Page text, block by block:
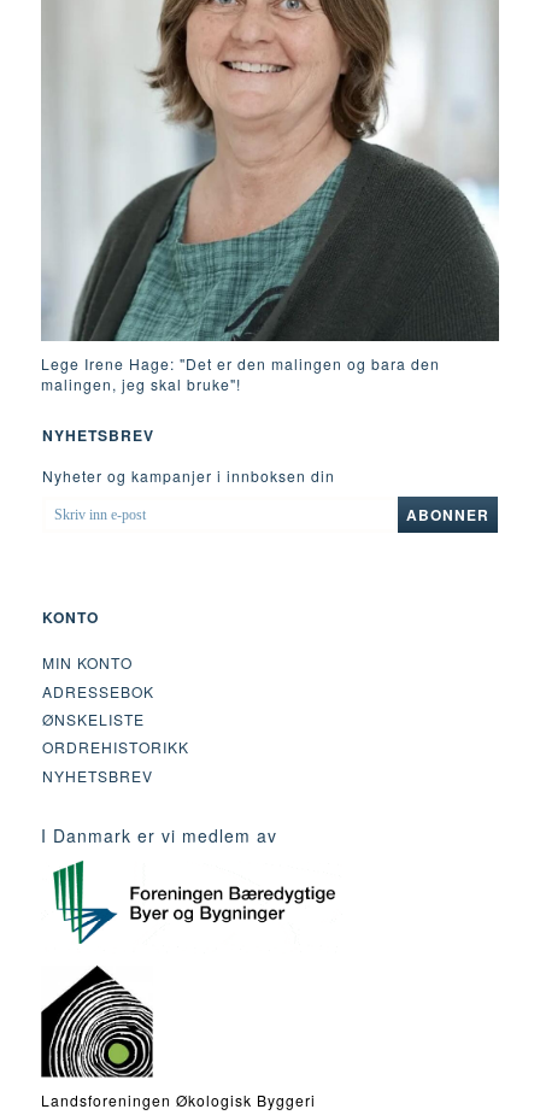
Lege Irene Hage: "Det er den malingen og bara den
malingen, jeg skal bruke"!
NYHETSBREV
Nyheter og kampanjer i innboksen din
SKRIV
INN
ABONNER
KONTO
MIN KONTO
ADRESSEBOK
ØNSKELISTE
ORDREHISTORIKK
NYHETSBREV
I Danmark er vi medlem av
Landsforeningen Økologisk Byggeri